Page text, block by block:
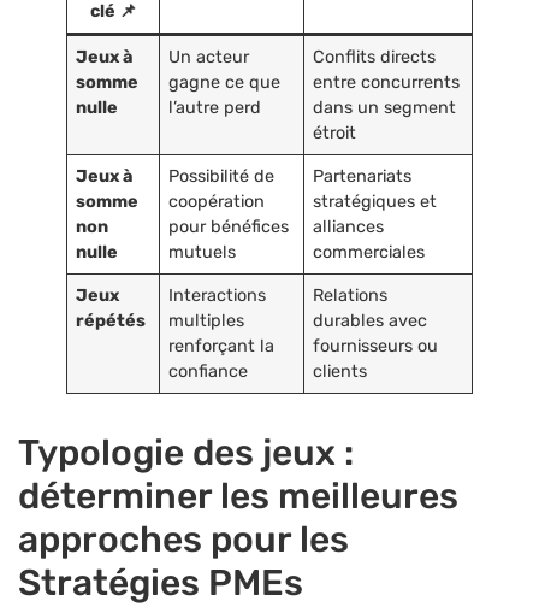
clé 📌
Jeux à
somme
nulle
Un acteur
gagne ce que
l’autre perd
Conflits directs
entre concurrents
dans un segment
étroit
Jeux à
somme
non
nulle
Possibilité de
coopération
pour bénéfices
mutuels
Partenariats
stratégiques et
alliances
commerciales
Jeux
répétés
Interactions
multiples
renforçant la
confiance
Relations
durables avec
fournisseurs ou
clients
Typologie des jeux :
déterminer les meilleures
approches pour les
Stratégies PMEs